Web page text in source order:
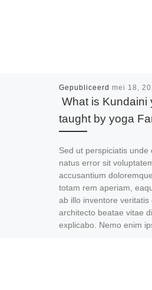
Gepubliceerd mei 18,
What is Kundaini
taught by yoga
Sed ut perspiciatis unde
natus error sit
accusantium
totam rem aperiam,
ab illo inventore veritatis
architecto beatae vitae
explicabo. Nemo enim